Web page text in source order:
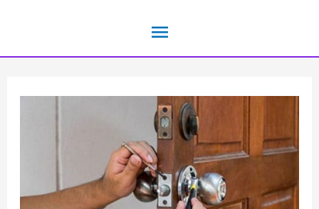
المحتوى
القائمة
الرئيسية